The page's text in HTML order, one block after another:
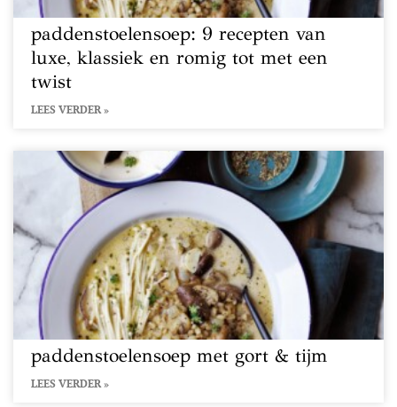
paddenstoelensoep: 9 recepten van
luxe, klassiek en romig tot met een
twist
LEES VERDER »
paddenstoelensoep met gort & tijm
LEES VERDER »